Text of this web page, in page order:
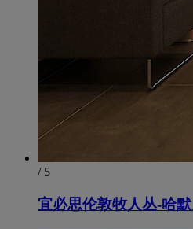
/ 5
宜必思伦敦牧人丛-哈